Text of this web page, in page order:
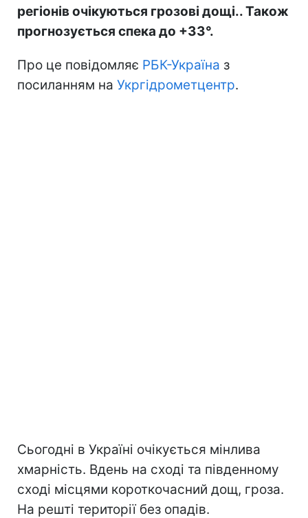
регіонів очікуються грозові дощі.. Також
прогнозується спека до +33°.
Про це повідомляє РБК-Україна з
посиланням на Укргідрометцентр.
Сьогодні в Україні очікується мінлива
хмарність. Вдень на сході та південному
сході місцями короткочасний дощ, гроза.
На решті території без опадів.